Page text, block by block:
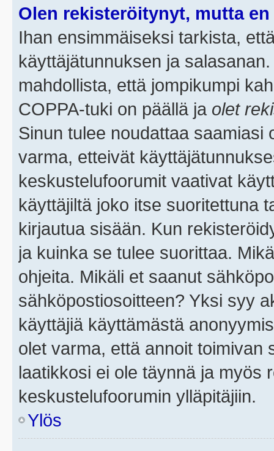
Olen rekisteröitynyt, mutta
Ihan ensimmäiseksi tarkista,
käyttäjätunnuksen ja
mahdollista, että jompikumpi
COPPA-tuki on päällä ja olet
Sinun tulee noudattaa saamiasi
varma, etteivät
keskustelufoorumit vaativat
käyttäjiltä joko itse suoritettuna
kirjautua sisään. Kun
ja kuinka se tulee suorittaa.
ohjeita. Mikäli et saanut
sähköpostiosoitteen? Yksi syy
käyttäjiä käyttämästä
olet varma, että annoit toimivan
laatikkosi ei ole täynnä ja myös
keskustelufoorumin ylläpitäjiin.
Ylös